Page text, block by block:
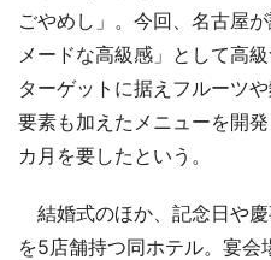
ごやめし」。今回、名古屋
メードな高級感」として高
ターゲットに据えフルーツ
要素も加えたメニューを開
カ月を要したという。
結婚式のほか、記念日や
を5店舗持つ同ホテル。宴会